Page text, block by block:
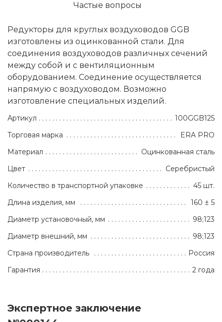
Частые вопросы
Редукторы для круглых воздуховодов GGB
изготовлены из оцинкованной стали. Для
соединения воздуховодов различных сечений
между собой и с вентиляционным
оборудованием. Соединение осуществляется
напрямую с воздуховодом. Возможно
изготовление специальных изделий.
Артикул
100GGB125
Торговая марка
ERA PRO
Материал
Оцинкованная сталь
Цвет
Серебристый
Количество в транспортной упаковке
45 шт.
Длина изделия, мм
160 ± 5
Диаметр установочный, мм
98;123
Диаметр внешний, мм
98;123
Страна производитель
Россия
Гарантия
2 года
Экспертное заключение